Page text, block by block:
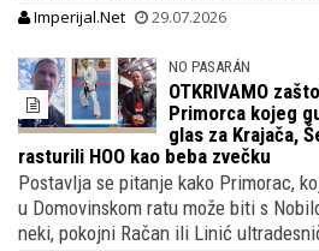
Imperijal.Net 29.07.2026
NO PASARÁN
OTKRIVAMO
Primorca kojeg
glas za Krajača,
rasturili HOO kao beba zvečku
Postavlja se pitanje kako Primorac,
u Domovinskom ratu može biti s
neki, pokojni Račan ili Linić